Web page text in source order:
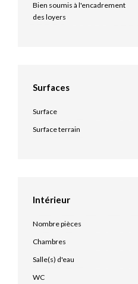
Bien soumis à l'encadrement
des loyers
Surfaces
Surface
Surface terrain
Intérieur
Nombre pièces
Chambres
Salle(s) d'eau
WC